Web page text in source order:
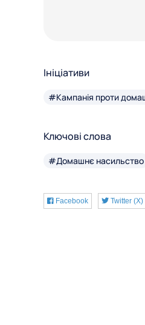
Ініціативи
#Кампанія проти
Ключові слова
#Домашнє насильство
Facebook Twitter (X)